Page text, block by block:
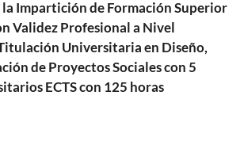
Impartición de Formación Superior
Validez Profesional a Nivel
Universitaria en Diseño,
de Proyectos Sociales con 5
ECTS con 125 horas